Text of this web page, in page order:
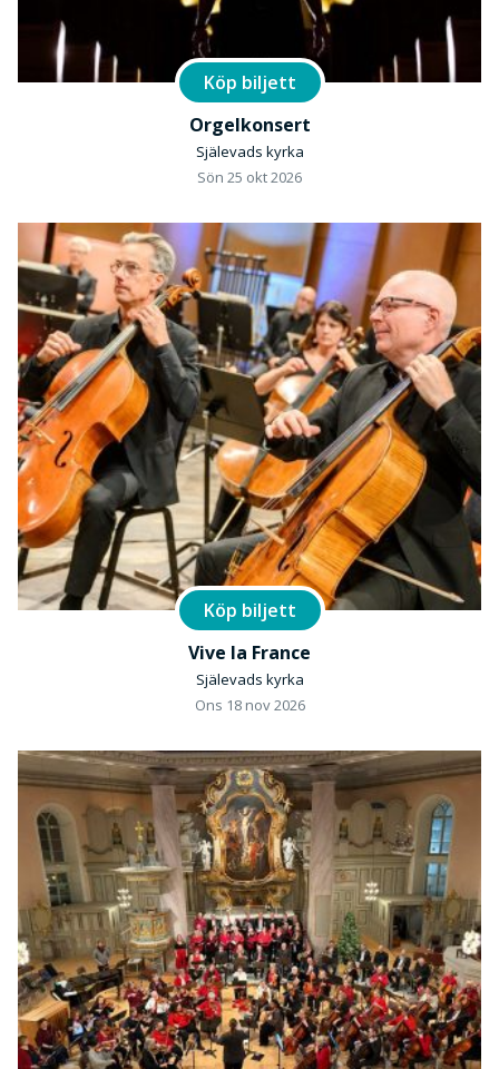
Köp biljett
Orgelkonsert
Själevads kyrka
Sön 25 okt 2026
Köp biljett
Vive la France
Själevads kyrka
Ons 18 nov 2026